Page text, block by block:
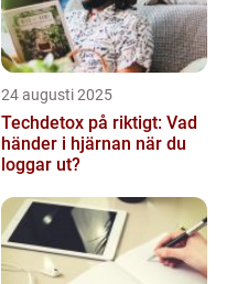
24 augusti 2025
Techdetox på riktigt: Vad
händer i hjärnan när du
loggar ut?